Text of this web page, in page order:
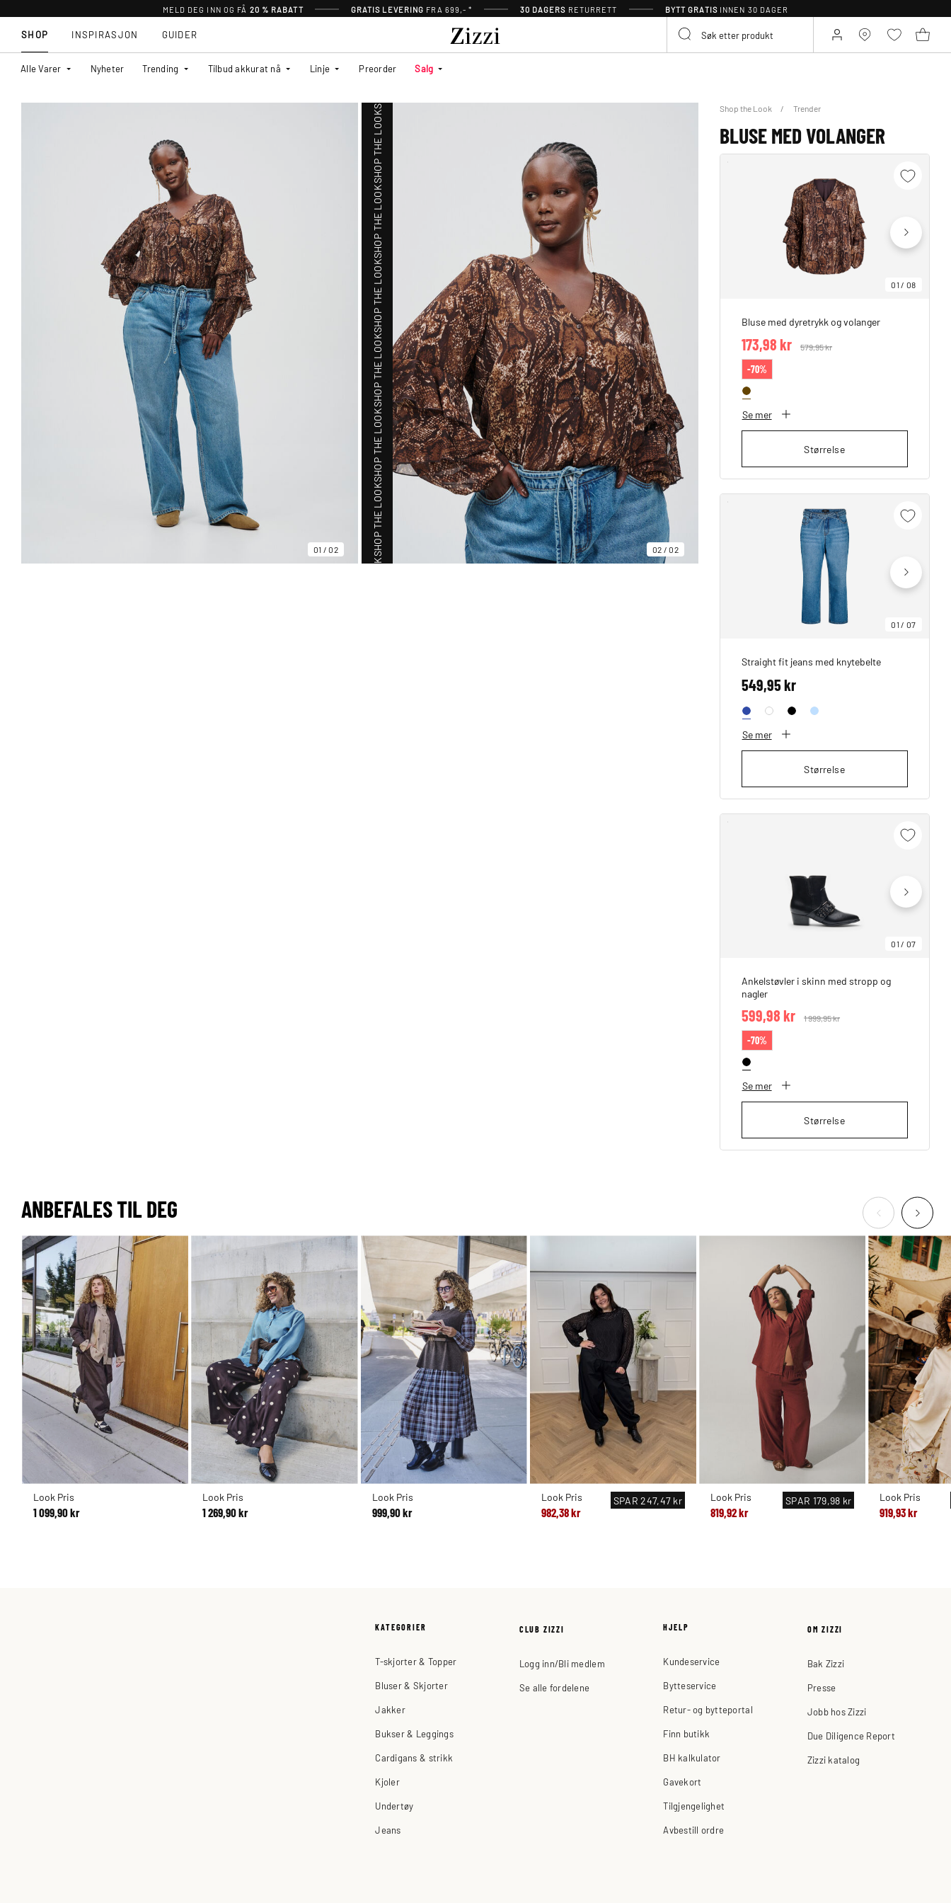
MELD DEG INN OG FÅ 20 % RABATT GRATIS LEVERING FRA 699,- * 30 DAGERS RETURRETT BYTT GRATISINNEN 30 DAGER
SHOP
Alle Varer Nyheter Trending Tilbud akkurat nå Linje Preorder Salg
INSPIRASJON GUIDER
01 /02 02/02
SHOP THE LOOK
SHOP THE LOOK
SHOP THE LOOK
SHOP THE LOOK
SHOP THE LOOK
SHOP THE LOOK
SHOP THE LOOK
Shop the Look Trender
BLUSE MED VOLANGER
01/ 08
Bluse med dyretrykk og volanger
Price reduced from
579,95 krto
173,98 kr
-70%
Se mer
Størrelse
01/ 07
Straight fit jeans med knytebelte
549,95 kr
Se mer
Størrelse
01/ 07
Ankelstøvler i skinn med stropp og
nagler
Price reduced from
1 999,95 krto
599,98 kr
-70%
Se mer
Størrelse
ANBEFALES TIL DEG
Look Pris
1 099,90 kr
Look Pris
1 269,90 kr
Look Pris
999,90 kr
Look Pris
982,38 kr
SPAR 247,47 kr Look Pris
819,92 kr
SPAR 179,98 kr Look Pris
919,93 kr
KATEGORIER
T-skjorter & Topper
Bluser & Skjorter
Jakker
Bukser & Leggings
Cardigans & strikk
Kjoler
Undertøy
Jeans
CLUB ZIZZI
Logg inn/Bli medlem
Se alle fordelene
HJELP
Kundeservice
Bytteservice
Retur- og bytteportal
Finn butikk
BH kalkulator
Gavekort
Tilgjengelighet
Avbestill ordre
OM ZIZZI
Bak Zizzi
Presse
Jobb hos Zizzi
Due Diligence Report
Zizzi katalog